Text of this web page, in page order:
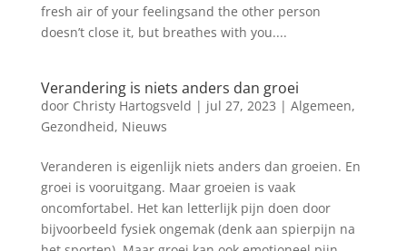
fresh air of your feelingsand the other person
doesn’t close it, but breathes with you....
Verandering is niets anders dan groei
door Christy Hartogsveld | jul 27, 2023 | Algemeen,
Gezondheid, Nieuws
Veranderen is eigenlijk niets anders dan groeien. En
groei is vooruitgang. Maar groeien is vaak
oncomfortabel. Het kan letterlijk pijn doen door
bijvoorbeeld fysiek ongemak (denk aan spierpijn na